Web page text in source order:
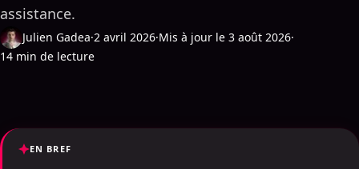
assistance.
Julien Gadea·2 avril 2026·Mis à jour le 3 août 2026·
14 min de lecture
EN BREF